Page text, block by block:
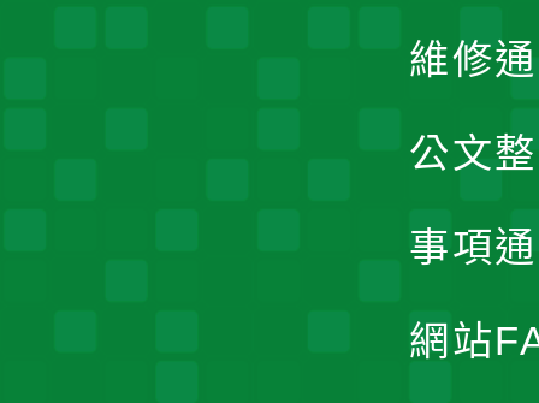
維修
公文
事項
網站